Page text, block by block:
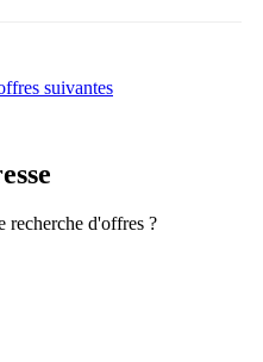
suivantes
recherche d'offres ?